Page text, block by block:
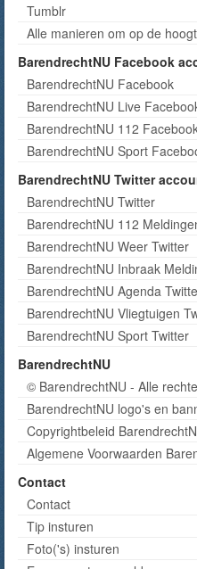
Tumblr
Alle manieren om op de
BarendrechtNU Facebook
BarendrechtNU Facebook
BarendrechtNU Live
BarendrechtNU 112
BarendrechtNU Sport
BarendrechtNU Twitter
BarendrechtNU Twitter
BarendrechtNU 112
BarendrechtNU Weer Twitter
BarendrechtNU Inbraak
BarendrechtNU Agenda
BarendrechtNU Vliegtuigen
BarendrechtNU Sport Twitter
BarendrechtNU
© BarendrechtNU - Alle
BarendrechtNU logo's en
Copyrightbeleid
Algemene Voorwaarden
Contact
Contact
Tip insturen
Foto('s) insturen